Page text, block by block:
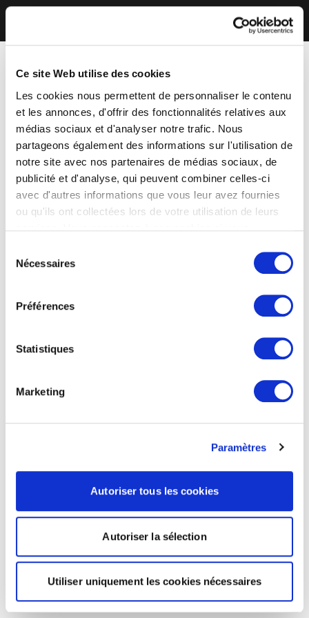
Ce site Web utilise des cookies
Les cookies nous permettent de personnaliser le contenu
et les annonces, d'offrir des fonctionnalités relatives aux
médias sociaux et d'analyser notre trafic. Nous
partageons également des informations sur l'utilisation de
notre site avec nos partenaires de médias sociaux, de
publicité et d'analyse, qui peuvent combiner celles-ci
avec d'autres informations que vous leur avez fournies
ou qu'ils ont collectées lors de votre utilisation de leurs
Nécessaires
Préférences
Statistiques
Marketing
Paramètres
Autoriser tous les cookies
Autoriser la sélection
Utiliser uniquement les cookies nécessaires